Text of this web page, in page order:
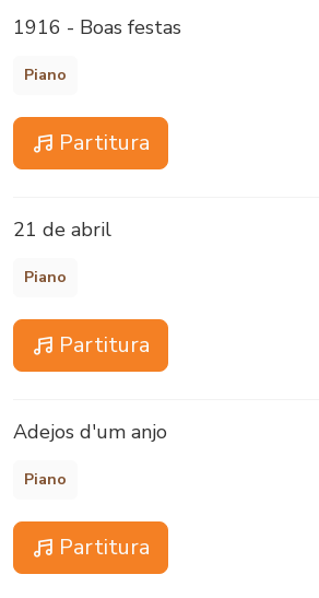
1916 - Boas festas
Piano
Partitura
21 de abril
Piano
Partitura
Adejos d'um anjo
Piano
Partitura